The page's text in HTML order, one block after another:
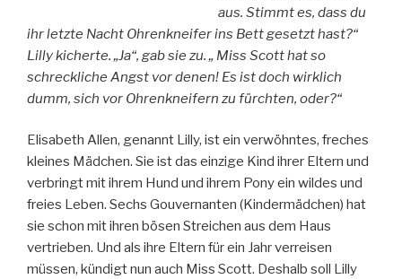
aus. Stimmt es, dass du
ihr letzte Nacht Ohrenkneifer ins Bett gesetzt hast?“
Lilly kicherte. „Ja“, gab sie zu. „ Miss Scott hat so
schreckliche Angst vor denen! Es ist doch wirklich
dumm, sich vor Ohrenkneifern zu fürchten, oder?“
Elisabeth Allen, genannt Lilly, ist ein verwöhntes, freches
kleines Mädchen. Sie ist das einzige Kind ihrer Eltern und
verbringt mit ihrem Hund und ihrem Pony ein wildes und
freies Leben. Sechs Gouvernanten (Kindermädchen) hat
sie schon mit ihren bösen Streichen aus dem Haus
vertrieben. Und als ihre Eltern für ein Jahr verreisen
müssen, kündigt nun auch Miss Scott. Deshalb soll Lilly